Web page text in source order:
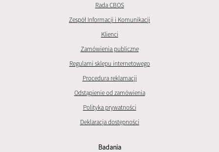
Rada CBOS
Zespół Informacji i Komunikacji
Klienci
Zamówienia publiczne
Regulami sklepu internetowego
Procedura reklamacji
Odstąpienie od zamówienia
Polityka prywatności
Deklaracja dostępności
Badania